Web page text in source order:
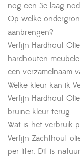
nog een 3e laag
Op welke
aanbrengen?
Verfijn Hardhout
hardhouten
een verzamelnaam
Welke kleur kan ik
Verfijn Hardhout
bruine kleur terug.
Wat is het verbruik
Verfijn Zachthout
per liter. Dit is